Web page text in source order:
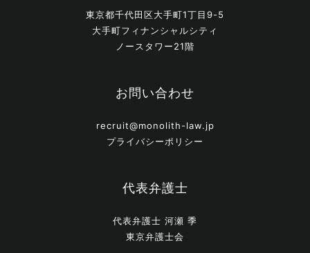
東京都千代田区大手町1丁目9-5
大手町フィナンシャルシティ
ノースタワー21階
お問い合わせ
recruit@monolith-law.jp
プライバシーポリシー
代表弁護士
代表弁護士 河瀬 季
東京弁護士会